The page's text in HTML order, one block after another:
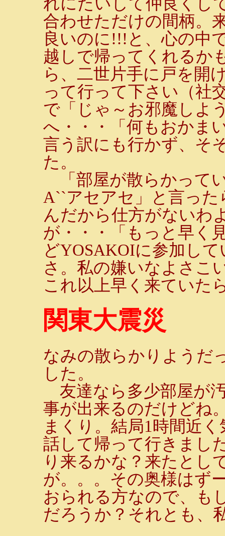
合わせただけの間柄。
良いのに!!!と、心の中
越しで帰ってくれるか
ら、二世片手に戸を開
って行って下さい（社
で「じゃ～お邪魔しよ
へ・・・「何もおかま
言う訳にも行かず、そ
た。
「部屋が散らかって
A``アセアセ」と言っ
んだから仕方がないわ
が・・・「もっと早く
どYOSAKOIに参加し
さ。私の嫌いなよさこ
これ以上早く来ていた
関東大震災
なみの散らかりようだ
した。
友達なら多少部屋が
事が出来るのだけどね
まくり。結局1時間近
話して帰って行きまし
り来るかな？来たとし
が。。。その奥様はず
おられる方なので、も
だろうか？それとも、